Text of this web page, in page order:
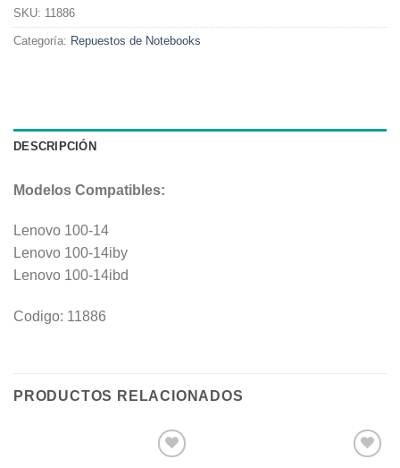
SKU: 11886
Categoría: Repuestos de Notebooks
DESCRIPCIÓN
Modelos Compatibles:
Lenovo 100-14
Lenovo 100-14iby
Lenovo 100-14ibd
Codigo: 11886
PRODUCTOS RELACIONADOS